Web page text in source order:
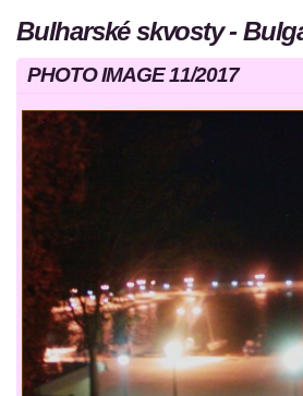
Bulharské skvosty -
PHOTO IMAGE 11/2017